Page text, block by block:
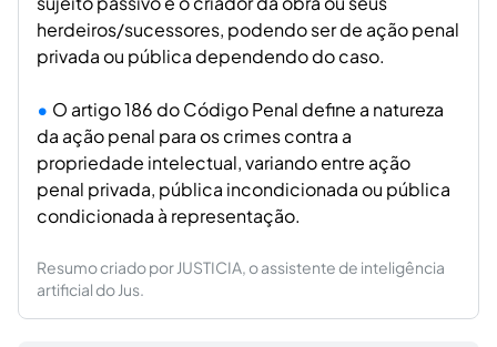
herdeiros/sucessores, podendo ser de ação penal
privada ou pública dependendo do caso.
O artigo 186 do Código Penal define a natureza
da ação penal para os crimes contra a
propriedade intelectual, variando entre ação
penal privada, pública incondicionada ou pública
condicionada à representação.
Resumo criado por JUSTICIA, o assistente de inteligência
artificial do Jus.